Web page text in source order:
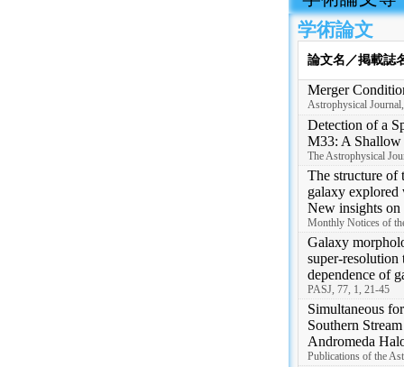
学術論文
論文名／掲載誌
Merger
Astrophysical
Detection of a
M33: A Shallow
The Astrophysical
The structure of
galaxy
New insights on
Monthly Notices of
Galaxy
super-
dependence of
PASJ, 77, 1, 21-45
Simultaneous
Southern
Andromeda
Publications of the